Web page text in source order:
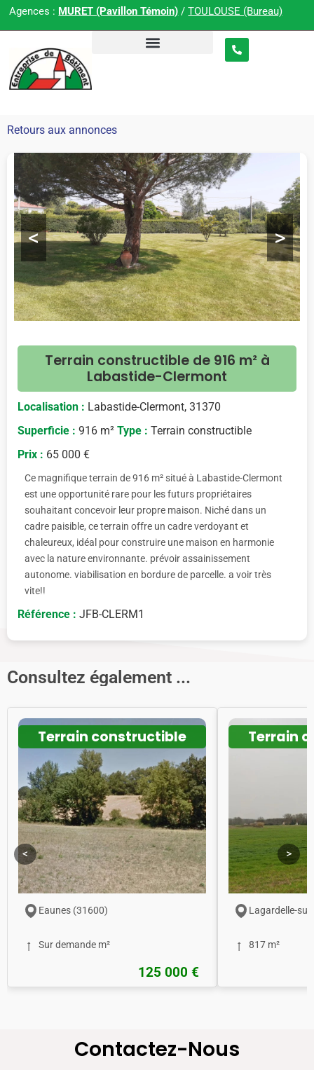
Agences : MURET (Pavillon Témoin) /TOULOUSE (Bureau)
Retours aux annonces
< >
Terrain constructible de 916 m² à
Labastide-Clermont
Localisation : Labastide-Clermont, 31370
Superficie : 916 m² Type : Terrain constructible
Prix : 65 000 €
Ce magnifique terrain de 916 m² situé à Labastide-Clermont
est une opportunité rare pour les futurs propriétaires
souhaitant concevoir leur propre maison. Niché dans un
cadre paisible, ce terrain offre un cadre verdoyant et
chaleureux, idéal pour construire une maison en harmonie
avec la nature environnante. prévoir assainissement
autonome. viabilisation en bordure de parcelle. a voir très
vite!!
Référence : JFB-CLERM1
Consultez également ...
<
Terrain constructible
Eaunes (31600)
Sur demande m²
125 000 €
Terrain
Lagardelle-
817 m²
>
Contactez-Nous